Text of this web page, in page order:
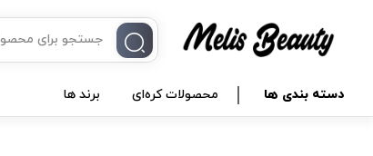
دسته بندی ها محصولات کره‌ای برند ها